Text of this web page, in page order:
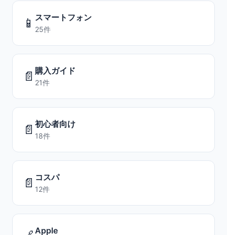
📱 スマートフォン
25件
📄 購入ガイド
21件
📄 初心者向け
18件
📄 コスパ
12件
Apple